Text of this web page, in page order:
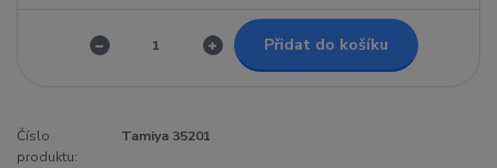
Přidat do košíku
Číslo
produktu:
Tamiya 35201